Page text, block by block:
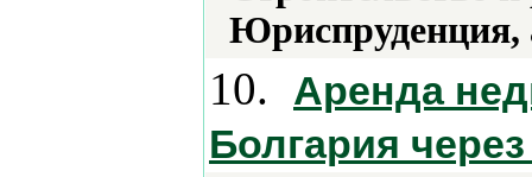
Юриспруденция,
10.
Аренда
Болгария